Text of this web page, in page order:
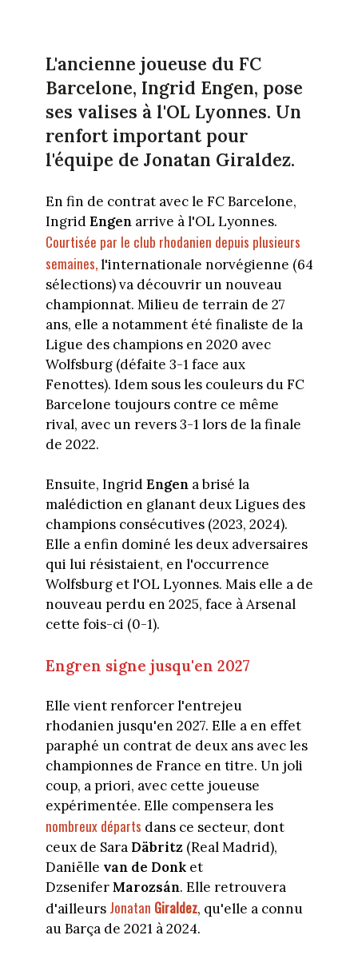
L'ancienne joueuse du FC
Barcelone, Ingrid Engen, pose
ses valises à l'OL Lyonnes. Un
renfort important pour
l'équipe de Jonatan Giraldez.
En fin de contrat avec le FC Barcelone,
IngridEngenarrive à l'OL Lyonnes.
Courtisée par le club rhodanien depuis plusieurs
semaines,l'internationale norvégienne (64
sélections) va découvrir un nouveau
championnat. Milieu de terrain de 27
ans, elle a notamment été finaliste de la
Ligue des champions en 2020 avec
Wolfsburg (défaite 3-1 face aux
Fenottes). Idem sous les couleurs du FC
Barcelone toujours contre ce même
rival, avec un revers 3-1 lors de la finale
de 2022.
Ensuite, IngridEngena brisé la
malédiction en glanant deux Ligues des
champions consécutives (2023, 2024).
Elle a enfin dominé les deux adversaires
qui lui résistaient, en l'occurrence
Wolfsburg et l'OL Lyonnes. Mais elle a de
nouveau perdu en 2025, face à Arsenal
cette fois-ci (0-1).
Engren signe jusqu'en 2027
Elle vient renforcer l'entrejeu
rhodanien jusqu'en 2027. Elle a en effet
paraphé un contrat de deux ans avec les
championnes de France en titre. Un joli
coup, a priori, avec cette joueuse
expérimentée. Elle compensera les
nombreux départs dans ce secteur, dont
ceux de Sara Däbritz (Real Madrid),
Daniëlle van de Donket
DzseniferMarozsán. Elle retrouvera
d'ailleursJonatan Giraldez, qu'elle a connu
au Barça de 2021 à 2024.